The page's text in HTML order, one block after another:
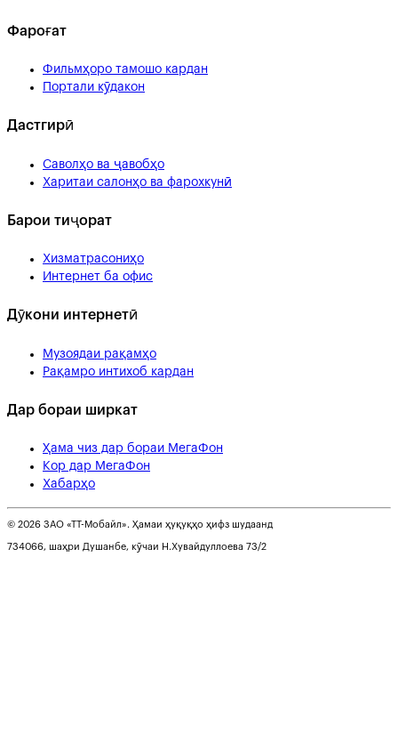
Фароғат
Фильмҳоро тамошо кардан
Портали кӯдакон
Дастгирӣ
Саволҳо ва ҷавобҳо
Харитаи салонҳо ва фарохкунӣ
Барои тиҷорат
Хизматрасониҳо
Интернет ба офис
Дӯкони интернетӣ
Музоядаи рақамҳо
Рақамро интихоб кардан
Дар бораи ширкат
Ҳама чиз дар бораи МегаФон
Кор дар МегаФон
Хабарҳо
© 2026 ЗАО «ТТ-Мобайл». Ҳамаи ҳуқуқҳо ҳифз шудаанд
734066, шаҳри Душанбе, кӯчаи Н.Хувайдуллоева 73/2